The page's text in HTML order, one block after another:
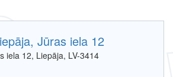
Jūras iela 12
iela 12, Liepāja, LV-3414